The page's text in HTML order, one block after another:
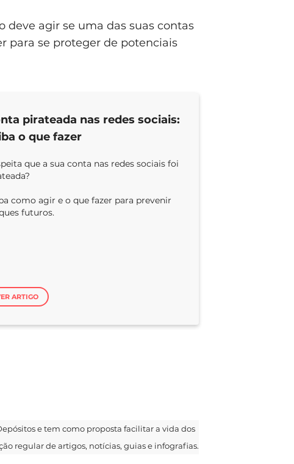
deve agir se uma das suas contas
para se proteger de potenciais
pirateada nas redes sociais:
o que fazer
que a sua conta nas redes sociais foi
como agir e o que fazer para prevenir
futuros.
ARTIGO
e tem como proposta facilitar a vida dos
regular de artigos, notícias, guias e infografias.